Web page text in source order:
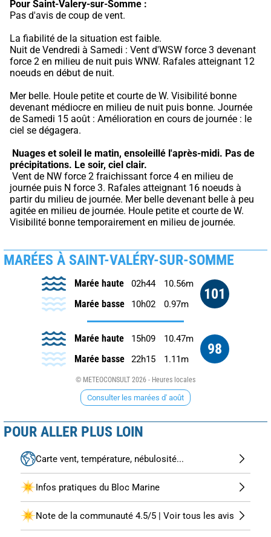
Pour Saint-Valery-sur-Somme :
Pas d'avis de coup de vent.
La fiabilité de la situation est faible.
Nuit de Vendredi à Samedi : Vent d'WSW force 3 devenant
force 2 en milieu de nuit puis WNW. Rafales atteignant 12
noeuds en début de nuit.
Mer belle. Houle petite et courte de W. Visibilité bonne
devenant médiocre en milieu de nuit puis bonne. Journée
de Samedi 15 août : Amélioration en cours de journée : le
ciel se dégagera.
Nuages et soleil le matin, ensoleillé l'après-midi. Pas de
précipitations. Le soir, ciel clair.
journée puis N force 3. Rafales atteignant 16 noeuds à
partir du milieu de journée. Mer belle devenant belle à peu
agitée en milieu de journée. Houle petite et courte de W.
Visibilité bonne temporairement en milieu de journée.
MARÉES À SAINT-VALÉRY-SUR-SOMME
101
Marée haute 02h44 10.56m
Marée basse 10h02 0.97m
98
Marée haute 15h09 10.47m
Marée basse 22h15 1.11m
© METEOCONSULT 2026 - Heures locales
Consulter les marées d' août
POUR ALLER PLUS LOIN
Carte vent, température, nébulosité...
Infos pratiques du Bloc Marine
Note de la communauté 4.5/5 | Voir tous les avis